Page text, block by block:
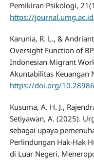
Pemikiran Psikologi,
https://
Karunia, R. L., &
Oversight Function of
Indonesian Migrant
Akuntabilitas Keuangan
https://doi.org/
Kusuma, A. H. J.,
Setiyawan, A. (2025).
sebagai upaya
Perlindungan Hak-Hak
di Luar Negeri.